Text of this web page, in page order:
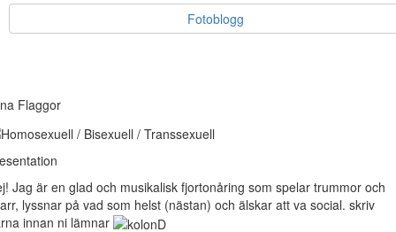
Fotoblogg
Flaggor
Jag är en glad och musikalisk fjortonåring som spelar trummor och
lyssnar på vad som helst (nästan) och älskar att va social. skriv
innan ni lämnar